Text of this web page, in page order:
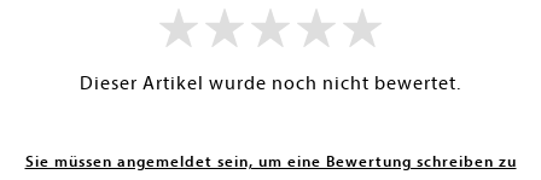
Dieser Artikel wurde noch nicht bewertet.
Sie müssen angemeldet sein, um eine Bewertung schreiben zu